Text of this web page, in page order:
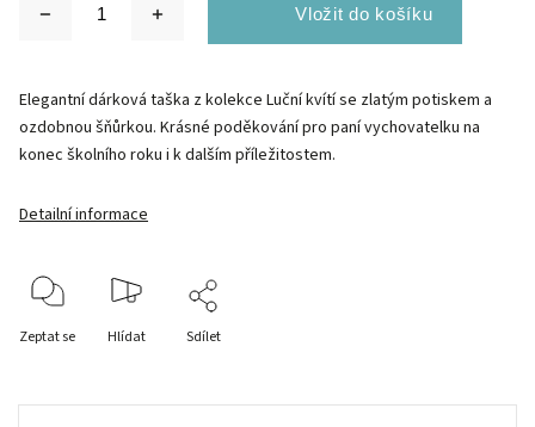
Elegantní dárková taška z kolekce Luční kvítí se zlatým potiskem a
ozdobnou šňůrkou. Krásné poděkování pro paní vychovatelku na
konec školního roku i k dalším příležitostem.
Detailní informace
Zeptat se Hlídat Sdílet